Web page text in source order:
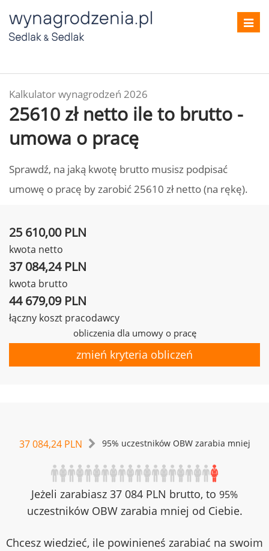
Kalkulator wynagrodzeń 2026
25610 zł netto ile to brutto -
umowa o pracę
Sprawdź, na jaką kwotę brutto musisz podpisać
umowę o pracę by zarobić 25610 zł netto (na rękę).
25 610,00 PLN
kwota netto
37 084,24 PLN
kwota brutto
44 679,09 PLN
łączny koszt pracodawcy
obliczenia dla umowy o pracę
zmień kryteria obliczeń
37 084,24 PLN 95% uczestników OBW zarabia mniej
Jeżeli zarabiasz 37 084 PLN brutto, to 95%
uczestników OBW zarabia mniej od Ciebie.
Chcesz wiedzieć, ile powinieneś zarabiać na swoim